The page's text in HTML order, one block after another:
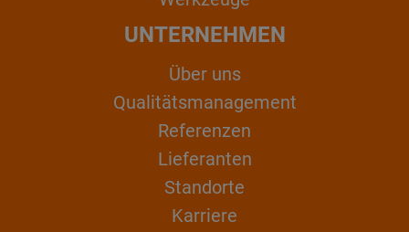
UNTERNEHMEN
Über uns
Qualitätsmanagement
Referenzen
Lieferanten
Standorte
Karriere